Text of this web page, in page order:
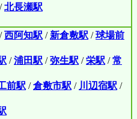
/北長瀬駅
/西阿知駅 / 新倉敷駅 /球場前
/浦田駅 /弥生駅 /栄駅 /常
前駅 /倉敷市駅 / 川辺宿駅 /